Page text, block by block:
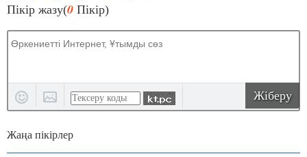
Пікір жазу(0 Пікір)
Жіберу
Жаңа пікірлер